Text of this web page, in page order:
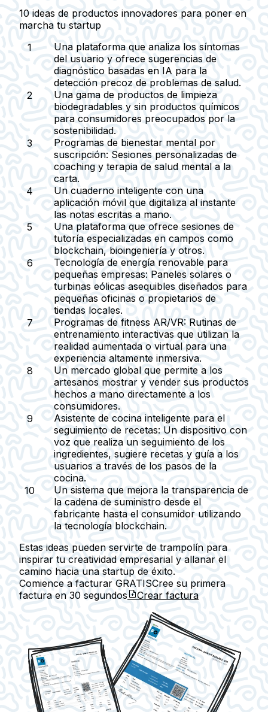
10 ideas de productos innovadores para poner en
marcha tu startup
Una plataforma que analiza los síntomas
del usuario y ofrece sugerencias de
diagnóstico basadas en IA para la
detección precoz de problemas de salud.
Una gama de productos de limpieza
biodegradables y sin productos químicos
para consumidores preocupados por la
sostenibilidad.
Programas de bienestar mental por
suscripción: Sesiones personalizadas de
coaching y terapia de salud mental a la
carta.
Un cuaderno inteligente con una
aplicación móvil que digitaliza al instante
las notas escritas a mano.
Una plataforma que ofrece sesiones de
tutoría especializadas en campos como
blockchain, bioingeniería y otros.
Tecnología de energía renovable para
pequeñas empresas: Paneles solares o
turbinas eólicas asequibles diseñados para
pequeñas oficinas o propietarios de
tiendas locales.
Programas de fitness AR/VR: Rutinas de
entrenamiento interactivas que utilizan la
realidad aumentada o virtual para una
experiencia altamente inmersiva.
Un mercado global que permite a los
artesanos mostrar y vender sus productos
hechos a mano directamente a los
consumidores.
Asistente de cocina inteligente para el
seguimiento de recetas: Un dispositivo con
voz que realiza un seguimiento de los
ingredientes, sugiere recetas y guía a los
usuarios a través de los pasos de la
cocina.
Un sistema que mejora la transparencia de
la cadena de suministro desde el
fabricante hasta el consumidor utilizando
la tecnología blockchain.
Estas ideas pueden servirte de trampolín para
inspirar tu creatividad empresarial y allanar el
camino hacia una startup de éxito.
Comience a facturar GRATISCree su primera
factura en 30 segundos Crear factura